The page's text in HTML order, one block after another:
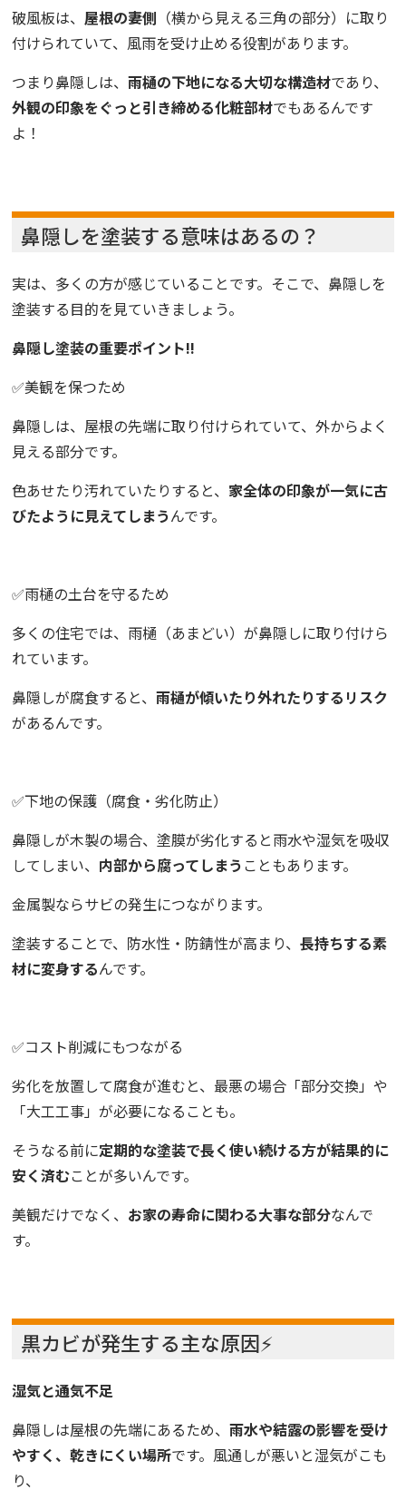
破風板は、屋根の妻側 （横から見える三角の部分）に取り
付けられていて、風雨を受け止める役割があります。
つまり鼻隠しは、雨樋の下地になる大切な構造材であり、
外観の印象をぐっと引き締める化粧部材でもあるんです
よ！
鼻隠しを塗装する意味はあるの？
実は、多くの方が感じていることです。そこで、鼻隠しを
塗装する目的を見ていきましょう。
鼻隠し塗装の重要ポイント‼️
✅美観を保つため
鼻隠しは、屋根の先端に取り付けられていて、外からよく
見える部分です。
色あせたり汚れていたりすると、 家全体の印象が一気に古
びたように見えてしまうんです。
✅雨樋の土台を守るため
多くの住宅では、雨樋（あまどい）が鼻隠しに取り付けら
れています。
鼻隠しが腐食すると、雨樋が傾いたり外れたりするリスク
があるんです。
✅下地の保護（腐食・劣化防止）
鼻隠しが木製の場合、塗膜が劣化すると雨水や湿気を吸収
してしまい、 内部から腐ってしまう こともあります。
金属製ならサビの発生につながります。
塗装することで、防水性・防錆性が高まり、長持ちする素
材に変身するんです。
✅コスト削減にもつながる
劣化を放置して腐食が進むと、最悪の場合「部分交換」や
「大工工事」が必要になることも。
そうなる前に定期的な塗装で長く使い続ける方が結果的に
安く済むことが多いんです。
美観だけでなく、 お家の寿命に関わる大事な部分なんで
す。
黒カビが発生する主な原因⚡
湿気と通気不足
鼻隠しは屋根の先端にあるため、雨水や結露の影響を受け
やすく、乾きにくい場所です。風通しが悪いと湿気がこも
り、